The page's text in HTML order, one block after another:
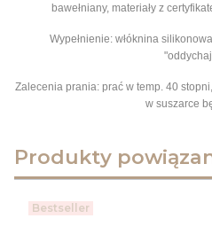
bawełniany, materiały z
Wypełnienie: włóknina
Zalecenia prania: prać w temp. 40
w suszarce
Produkty
Bestseller